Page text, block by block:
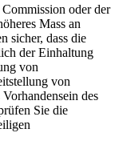
oder der
Mass an
sicher, dass die
der Einhaltung
von
von
des
Sie die